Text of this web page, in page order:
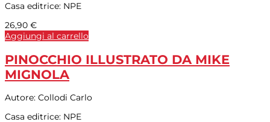
Casa editrice: NPE
26,90 €
Aggiungi al carrello
PINOCCHIO ILLUSTRATO DA MIKE
MIGNOLA
Autore: Collodi Carlo
Casa editrice: NPE